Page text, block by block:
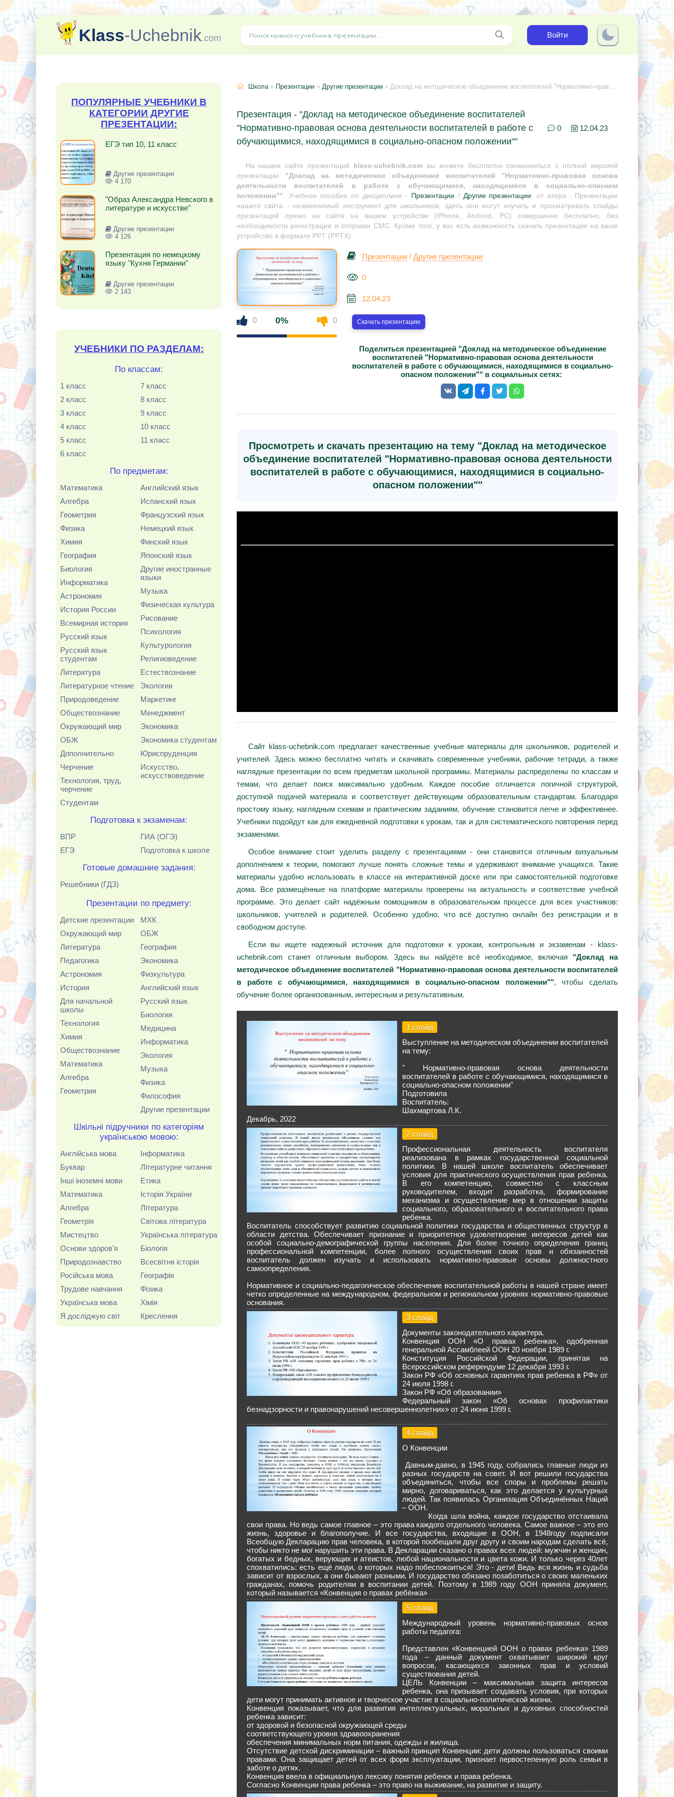
Klass-Uchebnik.com Войти
ПОПУЛЯРНЫЕ УЧЕБНИКИ В
КАТЕГОРИИ ДРУГИЕ
ПРЕЗЕНТАЦИИ:
ЕГЭ тип 10, 11 класс
Другие презентации
4 170
"Образ Александра Невского в
литературе и искусстве"
Другие презентации
4 126
Презентация по немецкому
языку "Кухня Германии"
Другие презентации
2 143
УЧЕБНИКИ ПО РАЗДЕЛАМ:
По классам:
1 класс
2 класс
3 класс
4 класс
5 класс
6 класс
7 класс
8 класс
9 класс
10 класс
11 класс
По предметам:
Математика
Алгебра
Геометрия
Физика
Химия
География
Биология
Информатика
Астрономия
История России
Всемирная история
Русский язык
Русский язык
студентам
Литература
Литературное чтение
Природоведение
Обществознание
Окружающий мир
ОБЖ
Дополнительно
Черчение
Технология, труд,
черчение
Студентам
Английский язык
Испанский язык
Французский язык
Немецкий язык
Финский язык
Японский язык
Другие иностранные
языки
Музыка
Физическая культура
Рисование
Психология
Культурология
Религиоведение
Естествознание
Экология
Маркетинг
Менеджмент
Экономика
Экономика студентам
Юриспруденция
Искусство,
искусствоведение
Подготовка к экзаменам:
ВПР
ЕГЭ
ГИА (ОГЭ)
Подготовка к школе
Готовые домашние задания:
Решебники (ГДЗ)
Презентации по предмету:
Детские презентации
Окружающий мир
Литература
Педагогика
Астрономия
История
Для начальной
школы
Технология
Химия
Обществознание
Математика
Алгебра
Геометрия
МХК
ОБЖ
География
Экономика
Физкультура
Английский язык
Русский язык
Биология
Медицина
Информатика
Экология
Музыка
Физика
Философия
Другие презентации
Шкільні підручники по категоріям
українською мовою:
Англійська мова
Буквар
Інші іноземні мови
Математика
Алгебра
Геометрія
Мистецтво
Основи здоров'я
Природознавство
Російська мова
Трудове навчання
Українська мова
Я досліджую світ
Інформатика
Літературне читання
Етика
Історія України
Література
Світова література
Українська література
Біологія
Всесвітня історія
Географія
Фізика
Хімія
Креслення
Школа» Презентации » Другие презентации » Доклад на методическое объединение воспитателей "Нормативно-правовая основа деятельности воспитателей в работе с обучающимися, находящимися в социально-опасном положении"
Презентация - "Доклад на методическое объединение воспитателей
"Нормативно-правовая основа деятельности воспитателей в работе с
обучающимися, находящимися в социально-опасном положении""
0 12.04.23
На нашем сайте презентаций klass-uchebnik.comвы можете бесплатно ознакомиться с полной версией
презентации "Доклад на методическое объединение воспитателей "Нормативно-правовая основа
деятельности воспитателей в работе с обучающимися, находящимися в социально-опасном
положении"". Учебное пособие по дисциплине - Презентации / Другие презентации, от атора . Презентации
нашего сайта - незаменимый инструмент для школьников, здесь они могут изучать и просматривать слайды
презентаций прямо на сайте на вашем устройстве (IPhone, Android, PC) совершенно бесплатно, без
необходимости регистрации и отправки СМС. Кроме того, у вас есть возможность скачать презентации на ваше
устройство в формате PPT (PPTX).
0 0% 0
Презентации / Другие презентации
0
12.04.23
Скачать презентацию
Поделиться презентацией "Доклад на методическое объединение
воспитателей "Нормативно-правовая основа деятельности
воспитателей в работе с обучающимися, находящимися в социально-
опасном положении"" в социальных сетях:
Просмотреть и скачать презентацию на тему "Доклад на методическое
объединение воспитателей "Нормативно-правовая основа деятельности
воспитателей в работе с обучающимися, находящимися в социально-
опасном положении""
Сайт klass-uchebnik.com предлагает качественные учебные материалы для школьников, родителей и
учителей. Здесь можно бесплатно читать и скачивать современные учебники, рабочие тетради, а также
наглядные презентации по всем предметам школьной программы. Материалы распределены по классам и
темам, что делает поиск максимально удобным. Каждое пособие отличается логичной структурой,
доступной подачей материала и соответствует действующим образовательным стандартам. Благодаря
простому языку, наглядным схемам и практическим заданиям, обучение становится легче и эффективнее.
Учебники подойдут как для ежедневной подготовки к урокам, так и для систематического повторения перед
экзаменами.
Особое внимание стоит уделить разделу с презентациями - они становятся отличным визуальным
дополнением к теории, помогают лучше понять сложные темы и удерживают внимание учащихся. Такие
материалы удобно использовать в классе на интерактивной доске или при самостоятельной подготовке
дома. Все размещённые на платформе материалы проверены на актуальность и соответствие учебной
программе. Это делает сайт надёжным помощником в образовательном процессе для всех участников:
школьников, учителей и родителей. Особенно удобно, что всё доступно онлайн без регистрации и в
свободном доступе.
Если вы ищете надежный источник для подготовки к урокам, контрольным и экзаменам - klass-
uchebnik.com станет отличным выбором. Здесь вы найдёте всё необходимое, включая "Доклад на
методическое объединение воспитателей "Нормативно-правовая основа деятельности воспитателей
в работе с обучающимися, находящимися в социально-опасном положении"", чтобы сделать
обучение более организованным, интересным и результативным.
1 слайд
Выступление на методическом объединении воспитателей
на тему:
" Нормативно-правовая основа деятельности
воспитателей в работе с обучающимися, находящимися в
социально-опасном положении"
Подготовила
Воспитатель:
Шахмартова Л.К.
Декабрь, 2022
2 слайд
Профессиональная деятельность воспитателя
реализована в рамках государственной социальной
политики. В нашей школе воспитатель обеспечивает
условия для практического осуществления прав ребенка.
В его компетенцию, совместно с классным
руководителем, входит разработка, формирование
механизма и осуществление мер в отношении защиты
социального, образовательного и воспитательного права
ребенка.
Воспитатель способствует развитию социальной политики государства и общественных структур в
области детства. Обеспечивает признание и приоритетное удовлетворение интересов детей как
особой социально-демографической группы населения. Для более точного определения границ
профессиональной компетенции, более полного осуществления своих прав и обязанностей
воспитатель должен изучать и использовать нормативно-правовые основы должностного
самоопределения.
Нормативное и социально-педагогическое обеспечение воспитательной работы в нашей стране имеет
четко определенные на международном, федеральном и региональном уровнях нормативно-правовые
основания.
3 слайд
Документы законодательного характера.
Конвенция ООН «О правах ребенка», одобренная
генеральной Ассамблеей ООН 20 ноября 1989 г.
Конституция Российской Федерации, принятая на
Всероссийском референдуме 12 декабря 1993 г.
Закон РФ «Об основных гарантиях прав ребенка в РФ» от
24 июля 1998 г.
Закон РФ «Об образовании»
Федеральный закон «Об основах профилактики
безнадзорности и правонарушений несовершеннолетних» от 24 июня 1999 г.
4 слайд
О Конвенции
Давным-давно, в 1945 году, собрались главные люди из
разных государств на совет. И вот решили государства
объединиться, чтобы все споры и проблемы решать
мирно, договариваться, как это делается у культурных
людей. Так появилась Организация Объединённых Наций
– ООН.
Когда шла война, каждое государство отстаивала
свои права. Но ведь самое главное – это права каждого отдельного человека. Самое важное – это его
жизнь, здоровье и благополучие. И все государства, входящие в ООН, в 1948году подписали
Всеобщую Декларацию прав человека, в которой пообещали друг другу и своим народам сделать всё,
чтобы никто не мог нарушить эти права. В Декларации сказано о правах всех людей: мужчин и женщин,
богатых и бедных, верующих и атеистов, любой национальности и цвета кожи. И только через 40лет
спохватились: есть ещё люди, о которых надо побеспокоиться! Это - дети! Ведь вся жизнь и судьба
зависит от взрослых, а они бывают разными. И государство обязано позаботиться о своих маленьких
гражданах, помочь родителям в воспитании детей. Поэтому в 1989 году ООН приняла документ,
который называется «Конвенция о правах ребёнка»
5 слайд
Международный уровень нормативно-правовых основ
работы педагога:
Представлен «Конвенцией ООН о правах ребенка» 1989
года – данный документ охватывает широкий круг
вопросов, касающихся законных прав и условий
существования детей.
ЦЕЛЬ Конвенции – максимальная защита интересов
ребенка, она призывает создавать условия, при которых
дети могут принимать активное и творческое участие в социально-политической жизни.
Конвенция показывает, что для развития интеллектуальных, моральных и духовных способностей
ребенка зависит:
от здоровой и безопасной окружающей среды
соответствующего уровня здравоохранения
обеспечения минимальных норм питания, одежды и жилища.
Отсутствие детской дискриминации – важный принцип Конвенции: дети должны пользоваться своими
правами. Она защищает детей от всех форм эксплуатации, признает первостепенную роль семьи в
заботе о детях.
Конвенция ввела в официальную лексику понятия ребенок и права ребенка.
Согласно Конвенции права ребенка – это право на выживание, на развитие и защиту.